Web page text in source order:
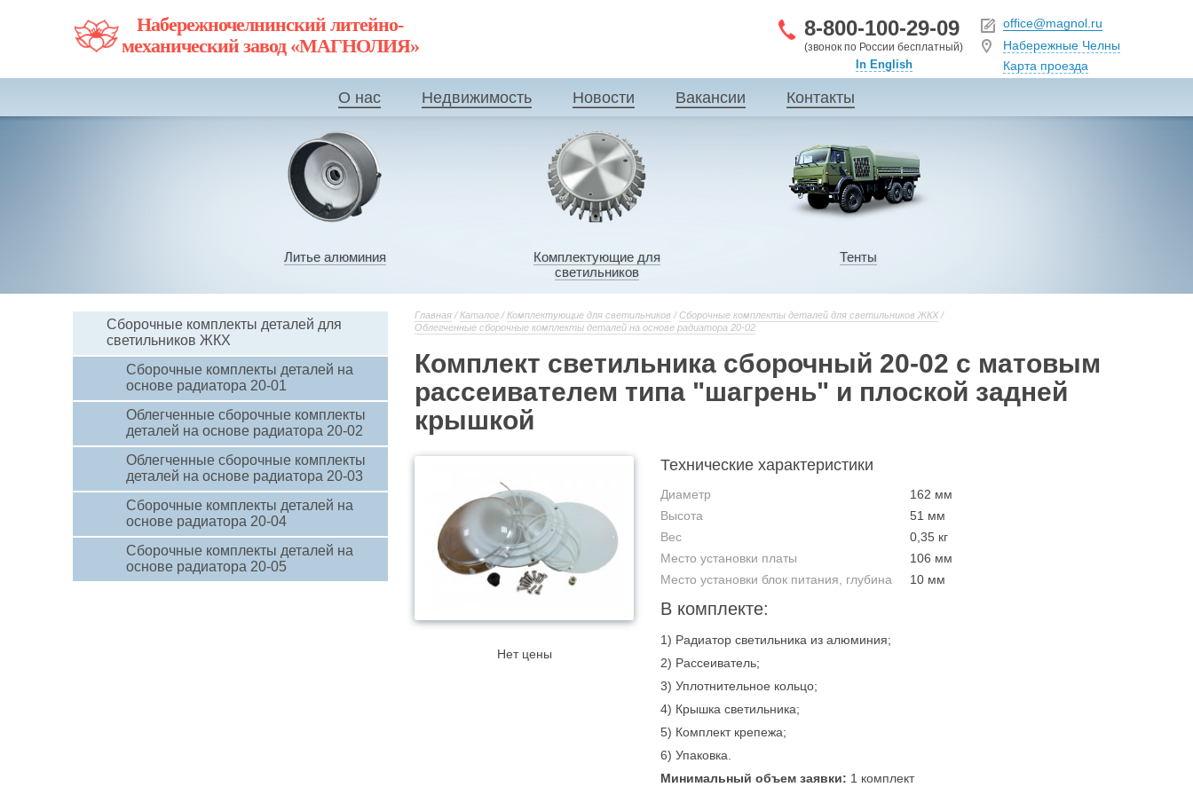
Набережночелнинский литейно-
механический завод «МАГНОЛИЯ»
office@magnol.ru
Набережные Челны
Карта проезда
8-800-100-29-09
(звонок по России бесплатный)
In English
О нас Недвижимость Новости Вакансии Контакты
Литье алюминия
Комплектующие для
светильников
Тенты
Сборочные комплекты деталей для
светильников ЖКХ
Сборочные комплекты деталей на
основе радиатора 20-01
Облегченные сборочные комплекты
деталей на основе радиатора 20-02
Облегченные сборочные комплекты
деталей на основе радиатора 20-03
Сборочные комплекты деталей на
основе радиатора 20-04
Сборочные комплекты деталей на
основе радиатора 20-05
Главная /Каталог /Комплектующие для светильников / Сборочные комплекты деталей для светильников ЖКХ /
Облегченные сборочные комплекты деталей на основе радиатора 20-02
Комплект светильника сборочный 20-02 с матовым
рассеивателем типа "шагрень" и плоской задней
крышкой
Нет цены
Технические характеристики
Диаметр
162 мм
Высота
51 мм
Вес
0,35 кг
Место установки платы
106 мм
Место установки блок питания, глубина
10 мм
В комплекте:
1) Радиатор светильника из алюминия;
2) Рассеиватель;
3) Уплотнительное кольцо;
4) Крышка светильника;
5) Комплект крепежа;
6) Упаковка.
Минимальный объем заявки: 1 комплект